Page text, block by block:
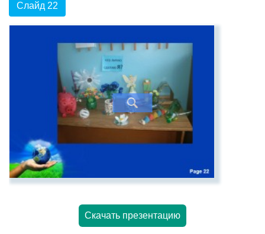
Слайд 22
Скачать презентацию